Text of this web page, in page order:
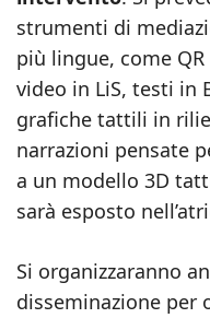
strumenti di
più lingue, come
video in LiS, testi in
grafiche tattili in
narrazioni pensate
a un modello 3D
sarà esposto
Si organizzaranno
disseminazione per